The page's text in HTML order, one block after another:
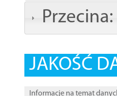
Przecina:
JAKOŚĆ
Informacje na temat